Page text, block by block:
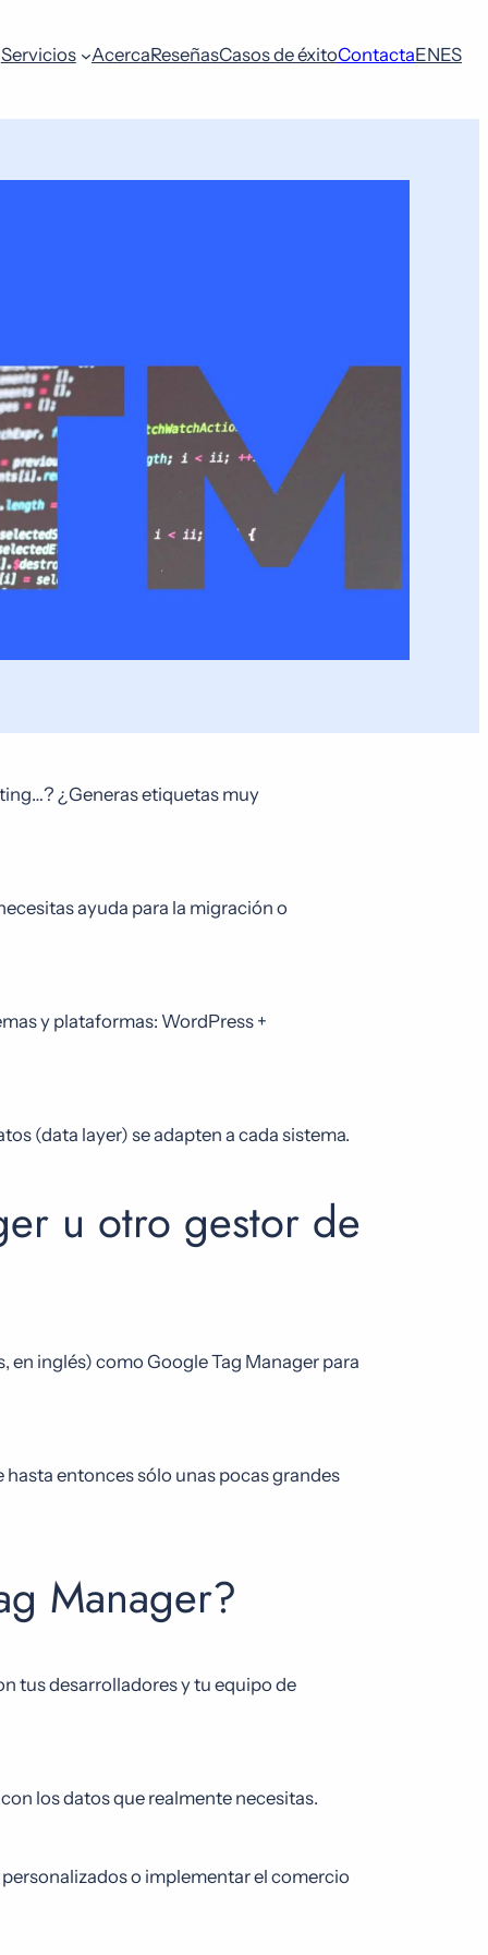
Servicios AcercaReseñasCasos de éxitoContactaENES
¿Generas etiquetas muy
ayuda para la migración o
y plataformas: WordPress +
(data layer) se adapten a cada sistema.
u otro gestor de
en inglés) como Google Tag Manager para
entonces sólo unas pocas grandes
Manager?
tus desarrolladores y tu equipo de
los datos que realmente necesitas.
o implementar el comercio